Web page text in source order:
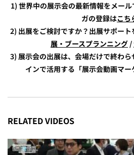
1) 世界中の展示会の最新情報をメー
ガの登録はこち
2) 出展をご検討ですか？出展サポート
展・ブースプランニング /
3) 展示会の出展は、会場だけで終わ
インで活用する「展示会動画マー
RELATED VIDEOS